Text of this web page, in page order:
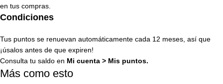
en tus compras.
Condiciones
Tus puntos se renuevan automáticamente cada 12 meses, así que
¡úsalos antes de que expiren!
Consulta tu saldo en Mi cuenta > Mis puntos.
Más como esto